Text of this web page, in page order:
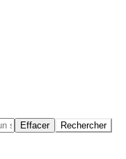
Effacer Rechercher